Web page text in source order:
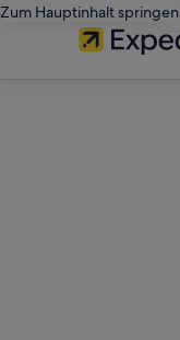
Zum Hauptinhalt springen